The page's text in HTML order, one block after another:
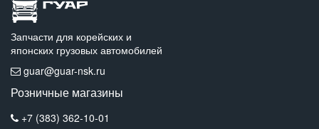
Запчасти для корейских и
японских грузовых автомобилей
guar@guar-nsk.ru
Розничные магазины
+7 (383) 362-10-01